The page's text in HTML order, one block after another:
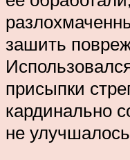
зашить
присыпки
кардинально
не